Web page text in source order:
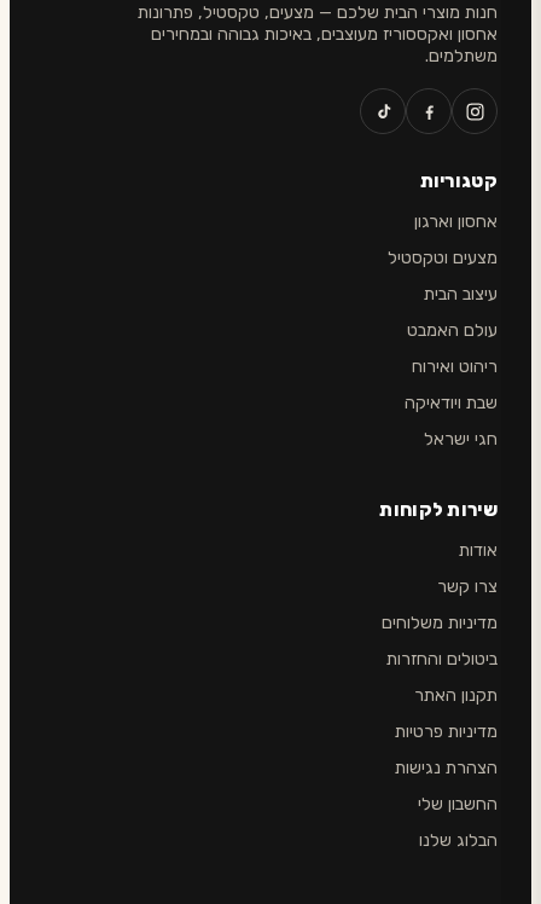
חנות מוצרי הבית שלכם — מצעים, טקסטיל, פתרונות
אחסון ואקססוריז מעוצבים, באיכות גבוהה ובמחירים
משתלמים.
קטגוריות
אחסון וארגון
מצעים וטקסטיל
עיצוב הבית
עולם האמבט
ריהוט ואירוח
שבת ויודאיקה
חגי ישראל
שירות לקוחות
אודות
צרו קשר
מדיניות משלוחים
ביטולים והחזרות
תקנון האתר
מדיניות פרטיות
הצהרת נגישות
החשבון שלי
הבלוג שלנו